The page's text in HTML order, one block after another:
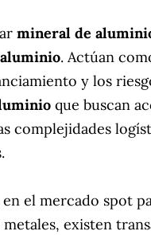
mineral de
. Actúan
y los
que buscan
complejidades
el mercado spot
existen